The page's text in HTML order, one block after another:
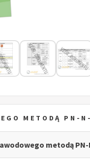
METODĄ PN-
metodą PN-